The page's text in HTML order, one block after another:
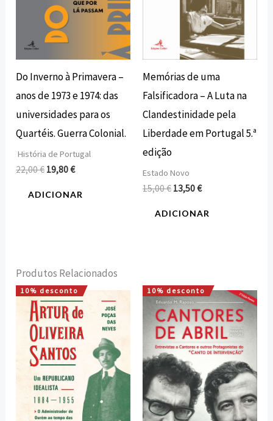
Do Inverno à Primavera –
anos de 1973 e 1974: das
universidades para os
Quartéis. Guerra Colonial.
História de Portugal
22,00€ 19,80€
ADICIONAR
Memórias de uma
Falsificadora – A Luta na
Clandestinidade pela
Liberdade em Portugal 5.ª
edição
Estado Novo
15,00€ 13,50€
ADICIONAR
Produtos Relacionados
10% desconto
O
preço
original
era:
20,00 €.
O
preço
atual
é:
18,00 €.
10% desconto
O
preço
original
era:
8,00 €.
O
preço
atual
é:
7,20 €.